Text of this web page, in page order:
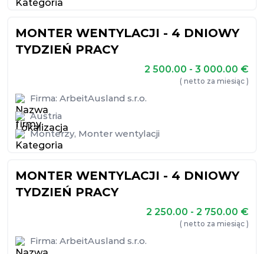
MONTER WENTYLACJI - 4 DNIOWY
TYDZIEŃ PRACY
2 500.00 - 3 000.00 €
( netto za miesiąc )
Firma: ArbeitAusland s.r.o.
Austria
Monterzy, Monter wentylacji
MONTER WENTYLACJI - 4 DNIOWY
TYDZIEŃ PRACY
2 250.00 - 2 750.00 €
( netto za miesiąc )
Firma: ArbeitAusland s.r.o.